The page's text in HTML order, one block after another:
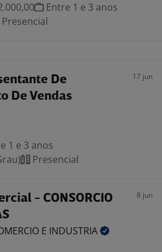
Entre 1 e 3 anos
Presencial
De
De Vendas
17 jun
1 e 3 anos
Presencial
- CONSORCIO
8 jun
E INDUSTRIA